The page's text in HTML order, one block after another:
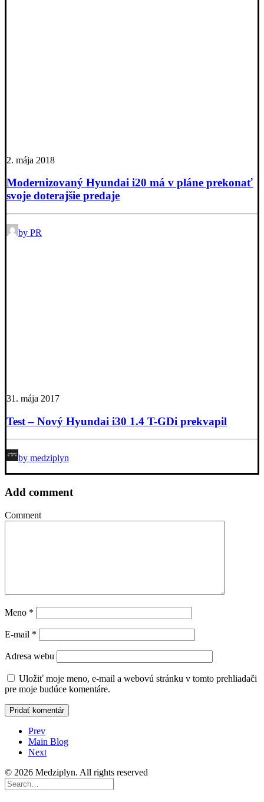
2. mája 2018
Modernizovaný Hyundai i20 má v pláne prekonať
svoje doterajšie predaje
by PR
31. mája 2017
Test – Nový Hyundai i30 1.4 T-GDi prekvapil
by medziplyn
Add comment
Comment
Meno *
E-mail *
Adresa webu
Uložiť moje meno, e-mail a webovú stránku v tomto prehliadači
pre moje budúce komentáre.
Prev
Main Blog
Next
© 2026 Medziplyn. All rights reserved